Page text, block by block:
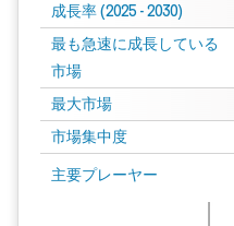
成長率 (2025 - 2030)
最も急速に成長している
市場
最大市場
市場集中度
主要プレーヤー
画像 © Mordor Intelligence。再